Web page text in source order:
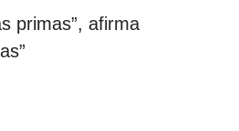
primas”, afirma